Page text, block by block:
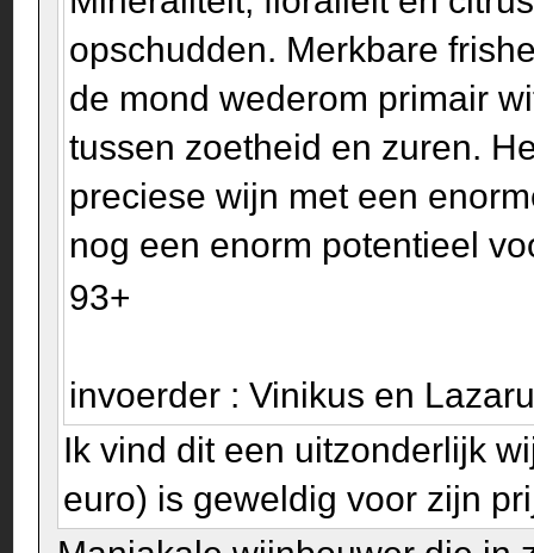
opschudden. Merkbare
de mond wederom primair
tussen zoetheid en zuren.
preciese wijn met een
nog een enorm potentieel
93+
invoerder : Vinikus en
Ik vind dit een uitzonderlijk
euro) is geweldig voor zijn